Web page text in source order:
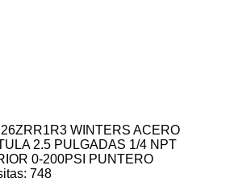
WINTERS ACERO
2.5 PULGADAS 1/4 NPT
0-200PSI PUNTERO
748